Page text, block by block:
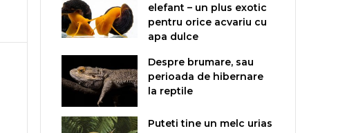
elefant – un plus exotic
pentru orice acvariu cu
apa dulce
Despre brumare, sau
perioada de hibernare
la reptile
Puteti tine un melc urias